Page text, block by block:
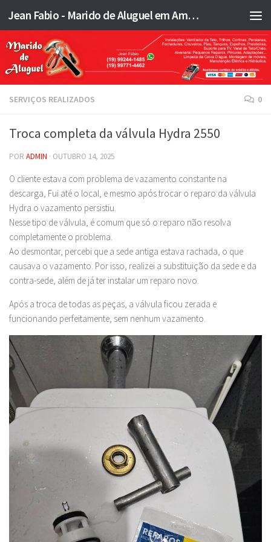
Skip to content Jean Fabio - Marido de Aluguel em Americana SP e região - JFMA
SERVIÇOS REALIZADOS 0
Troca completa da válvula Hydra 2550
POR ADMIN · OUTUBRO 14, 2025
O cliente estava com problema de vazamento constante na
descarga, Fui até o local, e mesmo após trocar o reparo da válvula
Hydra o vazamento persistiu.
Nesse tipo de válvula, é comum que só o reparo não resolva
completamente o problema.
Ao desmontar, percebi que a sede antiga estava rachada, o que
causava o vazamento. Por isso, realizei a substituição da sede e da
contra-sede, além de já ter instalar um reparo novo.
Após a troca de todas as peças, a válvula ficou zerada e
funcionando perfeitamente, sem nenhum vazamento.